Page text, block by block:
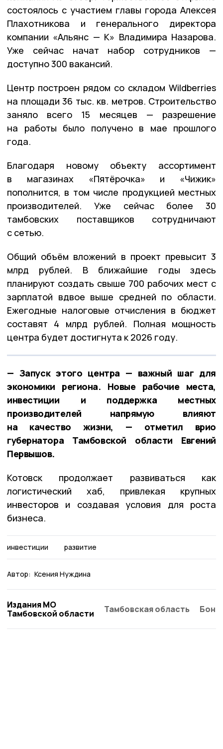
состоялось с участием главы города Алексея
Плахотникова и генерального директора
компании «Альянс — К» Владимира Назарова.
Уже сейчас начат набор сотрудников —
доступно 300 вакансий.
Центр построен рядом со складом Wildberries
на площади 36 тыс. кв. метров. Строительство
заняло всего 15 месяцев — разрешение
на работы было получено в мае прошлого
года.
Благодаря новому объекту ассортимент
в магазинах «Пятёрочка» и «Чижик»
пополнится, в том числе продукцией местных
производителей. Уже сейчас более 30
тамбовских поставщиков сотрудничают
с сетью.
Общий объём вложений в проект превысит 3
млрд рублей. В ближайшие годы здесь
планируют создать свыше 700 рабочих мест с
зарплатой вдвое выше средней по области.
Ежегодные налоговые отчисления в бюджет
составят 4 млрд рублей. Полная мощность
центра будет достигнута к 2026 году.
— Запуск этого центра — важный шаг для
экономики региона. Новые рабочие места,
инвестиции и поддержка местных
производителей напрямую влияют
на качество жизни, — отметил врио
губернатора Тамбовской области Евгений
Первышов.
Котовск продолжает развиваться как
логистический хаб, привлекая крупных
инвесторов и создавая условия для роста
бизнеса.
инвестиции развитие
Автор: Ксения Нуждина
Издания МО
Тамбовской области
Тамбовская область